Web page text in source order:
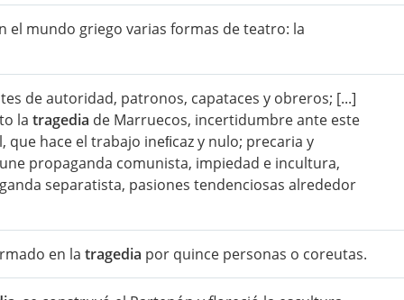
el mundo griego varias formas de teatro: la
de autoridad, patronos, capataces y obreros; [...]
la tragedia de Marruecos, incertidumbre ante este
hace el trabajo ineﬁcaz y nulo; precaria y
propaganda comunista, impiedad e incultura,
separatista, pasiones tendenciosas alrededor
en la tragedia por quince personas o coreutas.